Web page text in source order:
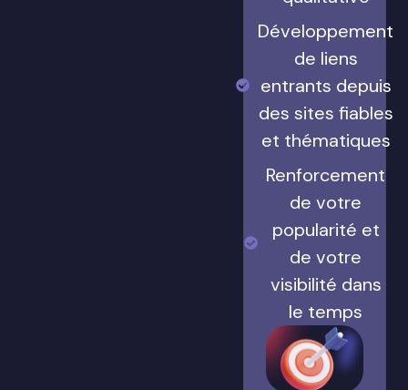
Développement
de liens
entrants depuis
des sites fiables
et thématiques
Renforcement
de votre
popularité et
de votre
visibilité dans
le temps